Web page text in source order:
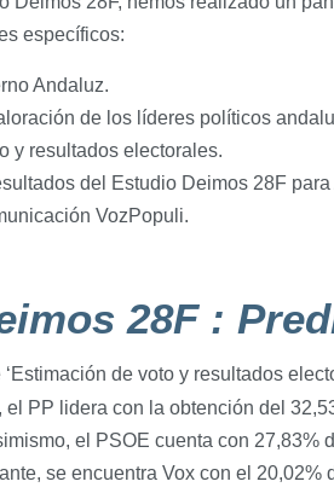
específicos:
Andaluz.
de los líderes políticos
y resultados electorales.
del Estudio Deimos 28F
VozPopuli.
28F :
de voto y resultados
PP lidera con la obtención del
el PSOE cuenta con
se encuentra Vox con el